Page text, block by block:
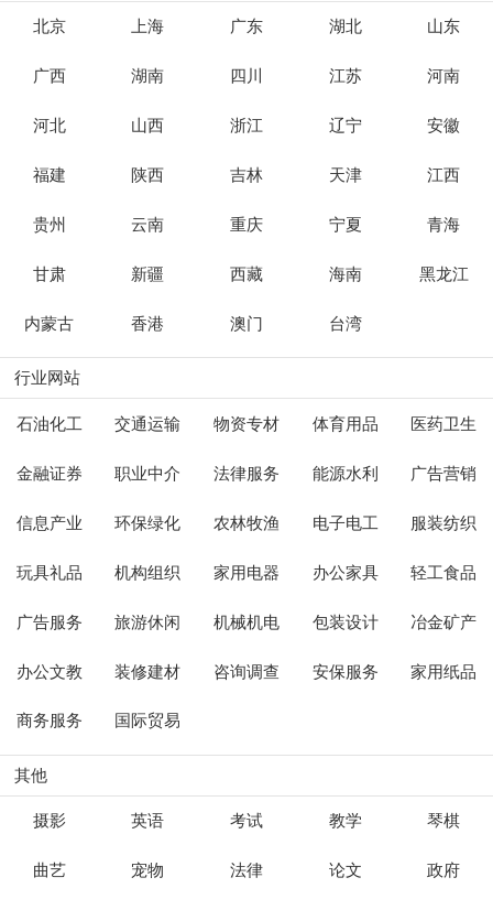
北京 上海 广东 湖北 山东
广西 湖南 四川 江苏 河南
河北 山西 浙江 辽宁 安徽
福建 陕西 吉林 天津 江西
贵州 云南 重庆 宁夏 青海
甘肃 新疆 西藏 海南 黑龙江
内蒙古 香港 澳门 台湾
行业网站
石油化工 交通运输 物资专材 体育用品 医药卫生
金融证券 职业中介 法律服务 能源水利 广告营销
信息产业 环保绿化 农林牧渔 电子电工 服装纺织
玩具礼品 机构组织 家用电器 办公家具 轻工食品
广告服务 旅游休闲 机械机电 包装设计 冶金矿产
办公文教 装修建材 咨询调查 安保服务 家用纸品
商务服务 国际贸易
其他
摄影 英语 考试 教学 琴棋
曲艺 宠物 法律 论文 政府